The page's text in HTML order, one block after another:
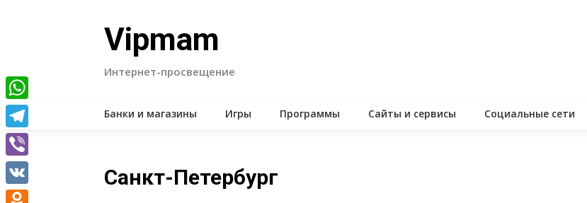
Vipmam
Интернет-просвещение
Банки и магазины Игры Программы Сайты и сервисы Социальные сети
Санкт-Петербург
WhatsApp
Telegram
Viber
VK